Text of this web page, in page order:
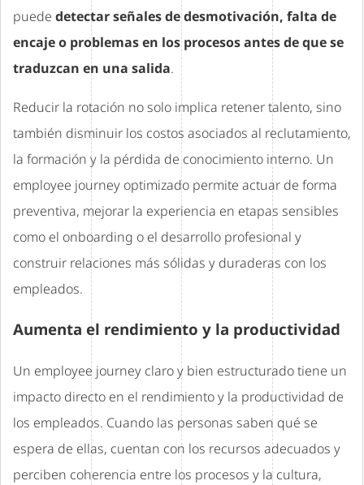
puede detectar señales de desmotivación, falta de
encaje o problemas en los procesos antes de que se
traduzcan en una salida.
Reducir la rotación no solo implica retener talento, sino
también disminuir los costos asociados al reclutamiento,
la formación y la pérdida de conocimiento interno. Un
employee journey optimizado permite actuar de forma
preventiva, mejorar la experiencia en etapas sensibles
como el onboarding o el desarrollo profesional y
construir relaciones más sólidas y duraderas con los
empleados.
Aumenta el rendimiento y la productividad
Un employee journey claro y bien estructurado tiene un
impacto directo en el rendimiento y la productividad de
los empleados. Cuando las personas saben qué se
espera de ellas, cuentan con los recursos adecuados y
perciben coherencia entre los procesos y la cultura,